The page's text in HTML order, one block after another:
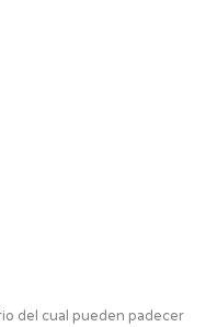
del cual pueden padecer